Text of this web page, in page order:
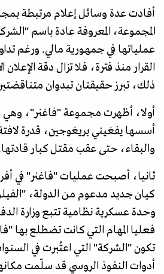
أفادت عدة وسائل إعلام مرتبطة
المجموعة، المعروفة عادة باسم
عملياتها في جمهورية مالي. ورغم
القرار منذ فترة، فلا تزال دقة
ذلك، تبرز حقيقتان تبدوان
أولا، أظهرت مجموعة "فاغنر"،
أسسها يفغيني بريغوجين، قدرة لافتة
والبقاء، حتى عقب مقتل كبار
ثانيا، أصبحت عمليات "فاغنر" في
كيان جديد مدعوم من الدولة،
وحدة عسكرية نظامية تتبع وزارة
فعليا المهام التي كانت تضطلع بها
تكون "الشركة" التي اعتُبرت في
أدوات النفوذ الروسي قد سلّمت